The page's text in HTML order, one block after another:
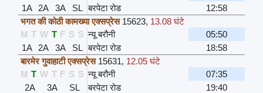
1A
2A 3A SL बरपेटा रोड
12:58
भगत की कोठी कामख्या एक्सप्रेस 15623, 13.08 घंटे
M T W T F S S न्यू बरौनी
05:50
1A
2A 3A SL बरपेटा रोड
18:58
बारमेर गुवाहाटी एक्सप्रेस 15631, 12.05 घंटे
M T W T F S S न्यू बरौनी
07:35
2A
3A SL बरपेटा रोड
19:40